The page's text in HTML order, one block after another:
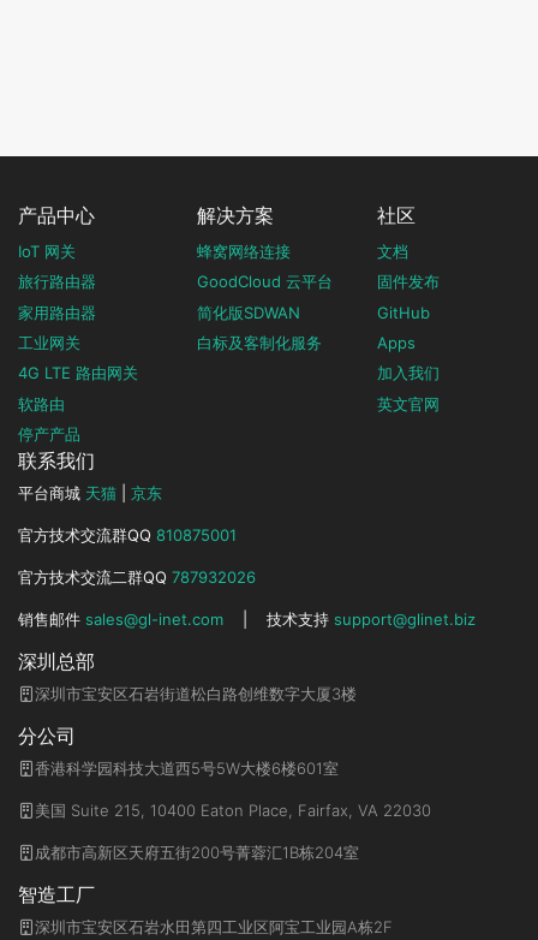
产品中心
IoT 网关
旅行路由器
家用路由器
工业网关
4G LTE 路由网关
软路由
停产产品
解决方案
蜂窝网络连接
GoodCloud 云平台
简化版SDWAN
白标及客制化服务
社区
文档
固件发布
GitHub
Apps
加入我们
英文官网
联系我们
平台商城 天猫 京东
官方技术交流群QQ 810875001
官方技术交流二群QQ 787932026
销售邮件 sales@gl-inet.com 技术支持 support@glinet.biz
深圳总部
深圳市宝安区石岩街道松白路创维数字大厦3楼
分公司
香港科学园科技大道西5号5W大楼6楼601室
美国 Suite 215, 10400 Eaton Place, Fairfax, VA 22030
成都市高新区天府五街200号菁蓉汇1B栋204室
智造工厂
深圳市宝安区石岩水田第四工业区阿宝工业园A栋2F